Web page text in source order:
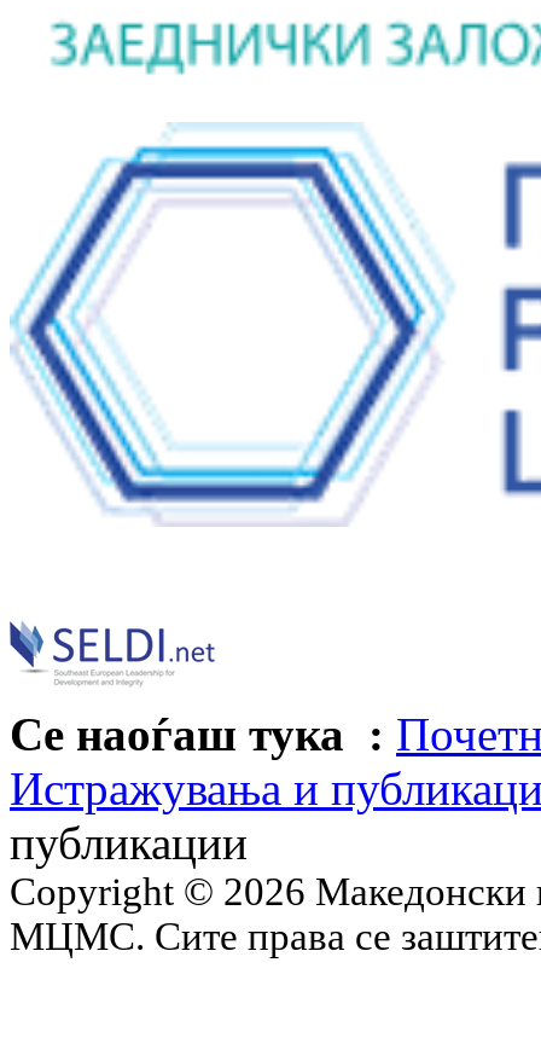
Се наоѓаш тука :
Истражувања и
публикации
Copyright © 2026 Македонски
МЦМС. Сите права се